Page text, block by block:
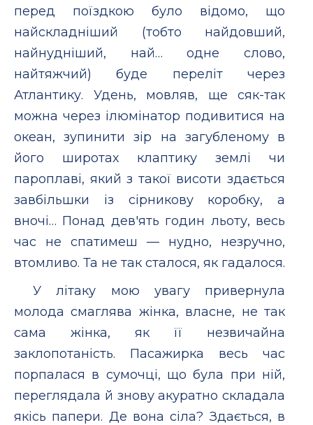
перед поїздкою було вiдомо, що
найскладнiший (тобто найдовший,
найнуднiший, най… одне слово,
найтяжчий) буде перелiт через
Атлантику. Удень, мовляв, ще сяк-так
можна через iлюмiнатор подивитися на
океан, зупинити зiр на загубленому в
його широтах клаптику землi чи
пароплавi, який з такої висоти здається
завбiльшки iз сiрникову коробку, а
вночi… Понад дев'ять годин льоту, весь
час не спатимеш — нудно, незручно,
втомливо. Та не так сталося, як гадалося.
У лiтаку мою увагу привернула
молода смаглява жiнка, власне, не так
сама жiнка, як її незвичайна
заклопотанiсть. Пасажирка весь час
порпалася в сумочцi, що була при нiй,
переглядала й знову акуратно складала
якiсь папери. Де вона сiла? Здається, в